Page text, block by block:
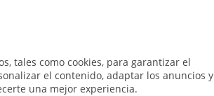
tales como cookies, para garantizar el
el contenido, adaptar los anuncios y
una mejor experiencia.